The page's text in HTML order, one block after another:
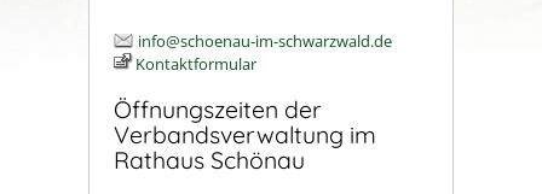
info@schoenau-im-schwarzwald.de
Kontaktformular
Öffnungszeiten der
Verbandsverwaltung im
Rathaus Schönau